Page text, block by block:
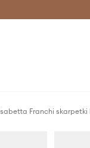
Franchi skarpetki